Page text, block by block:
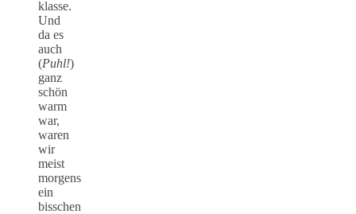
klasse.
Und
da es
auch
(Puhl!)
ganz
schön
warm
war,
waren
wir
meist
morgens
ein
bisschen